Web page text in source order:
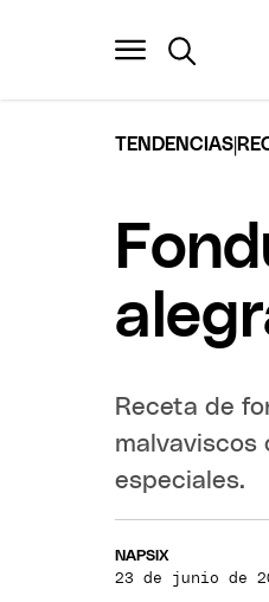
TENDENCIAS
Receta de
malvaviscos
especiales.
NAPSIX
23 de junio de